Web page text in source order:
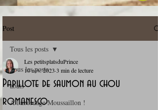
Post
Tous les posts
abats
A l'abordage Moussaillon !
Tous les posts
Papillote de saumon au chou
romanesco
Les petitsplatsduPrince
10 nov. 2023 3 min de lecture